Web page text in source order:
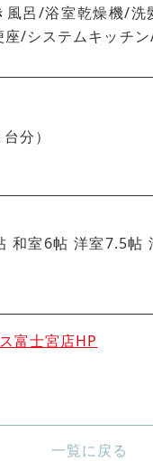
風呂/浴室乾燥機/洗
座/システムキッチ
分）
和室6帖 洋室7.5帖
富士宮店HP
一覧に戻る